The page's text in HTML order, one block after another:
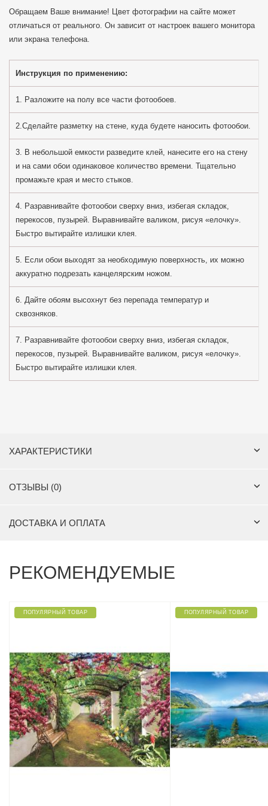
Обращаем Ваше внимание! Цвет фотографии на сайте может
отличаться от реального. Он зависит от настроек вашего монитора
или экрана телефона.
Инструкция по применению:
1. Разложите на полу все части фотообоев.
2.Сделайте разметку на стене, куда будете наносить фотообои.
3. В небольшой емкости разведите клей, нанесите его на стену
и на сами обои одинаковое количество времени. Тщательно
промажьте края и место стыков.
4. Разравнивайте фотообои сверху вниз, избегая складок,
перекосов, пузырей. Выравнивайте валиком, рисуя «елочку».
Быстро вытирайте излишки клея.
5. Если обои выходят за необходимую поверхность, их можно
аккуратно подрезать канцелярским ножом.
6. Дайте обоям высохнут без перепада температур и
сквозняков.
7. Разравнивайте фотообои сверху вниз, избегая складок,
перекосов, пузырей. Выравнивайте валиком, рисуя «елочку».
Быстро вытирайте излишки клея.
ХАРАКТЕРИСТИКИ
ОТЗЫВЫ (0)
ДОСТАВКА И ОПЛАТА
РЕКОМЕНДУЕМЫЕ
ПОПУЛЯРНЫЙ ТОВАР ПОПУЛЯРНЫЙ ТОВАР